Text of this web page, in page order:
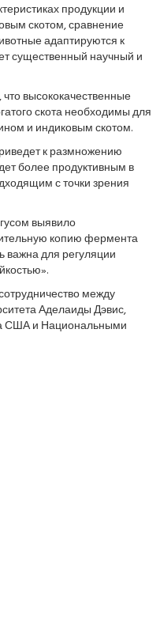
продукции и
скотом, сравнение
адаптируются к
существенный научный и
высококачественные
скота необходимы для
и индиковым скотом.
к размножению
более продуктивным в
с точки зрения
выявило
копию фермента
важна для регуляции
между
Аделаиды Дэвис,
США и Национальными